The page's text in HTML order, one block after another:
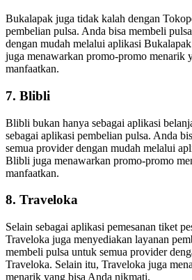
Bukalapak juga tidak kalah dengan
pembelian pulsa. Anda bisa membeli
dengan mudah melalui aplikasi
juga menawarkan promo-promo menarik
manfaatkan.
7. Blibli
Blibli bukan hanya sebagai aplikasi
sebagai aplikasi pembelian pulsa. Anda
semua provider dengan mudah melalui
Blibli juga menawarkan promo-promo
manfaatkan.
8. Traveloka
Selain sebagai aplikasi pemesanan tiket
Traveloka juga menyediakan layanan
membeli pulsa untuk semua provider
Traveloka. Selain itu, Traveloka juga
menarik yang bisa Anda nikmati.